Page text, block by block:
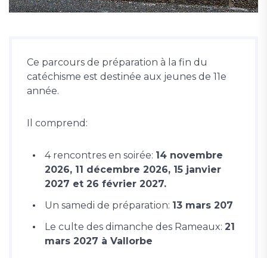
Ce parcours de préparation à la fin du
catéchisme est destinée aux jeunes de 11e
année.
Il comprend:
4 rencontres en soirée: 14 novembre
2026, 11 décembre 2026, 15 janvier
2027 et 26 février 2027.
Un samedi de préparation: 13 mars 207
Le culte des dimanche des Rameaux: 21
mars 2027 à Vallorbe